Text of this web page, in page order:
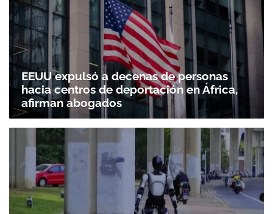
EEUU expulsó a decenas de personas
hacia centros de deportación en África,
afirman abogados